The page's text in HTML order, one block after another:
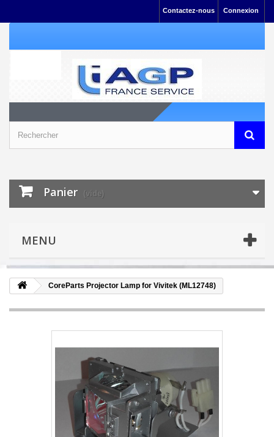
Connexion
Contactez-nous
Panier (vide)
MENU
CoreParts Projector Lamp for Vivitek (ML12748)